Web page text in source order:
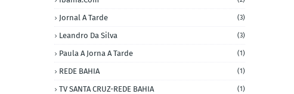
Jornal A Tarde (3)
Leandro Da Silva (3)
Paula A Jorna A Tarde (1)
REDE BAHIA (1)
TV SANTA CRUZ-REDE BAHIA (1)